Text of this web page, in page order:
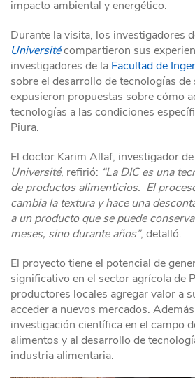
impacto ambiental y energético.
Durante la visita, los investigadores
Universitécompartieron sus
investigadores de la Facultad de
sobre el desarrollo de tecnologías
expusieron propuestas sobre cómo
tecnologías a las condiciones
Piura.
El doctor Karim Allaf, investigador de
Université, refirió: “La DIC es una
de productos alimenticios. El
cambia la textura y hace una
a un producto que se puede
meses, sino durante años”, detalló.
El proyecto tiene el potencial de
significativo en el sector agrícola de
productores locales agregar valor a
acceder a nuevos mercados.
investigación científica en el campo
alimentos y al desarrollo de
industria alimentaria.